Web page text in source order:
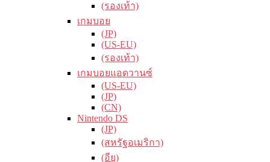
(รองเท้า)
เกมบอย
(JP)
(US-EU)
(รองเท้า)
เกมบอยแอดวานซ์
(US-EU)
(JP)
(CN)
Nintendo DS
(JP)
(สหรัฐอเมริกา)
(อียู)